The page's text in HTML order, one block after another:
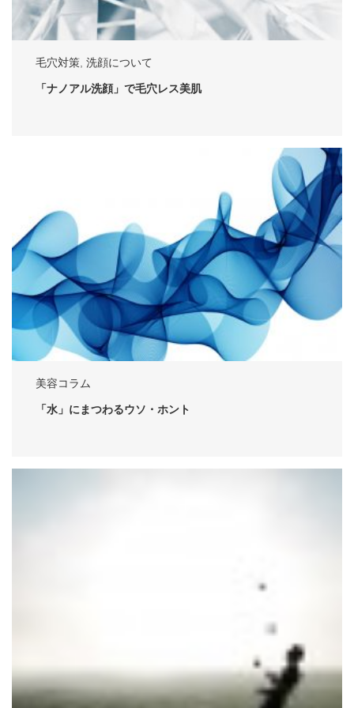
毛穴対策 洗顔について
「ナノアル洗顔」で毛穴レス美肌
美容コラム
「水」にまつわるウソ・ホント